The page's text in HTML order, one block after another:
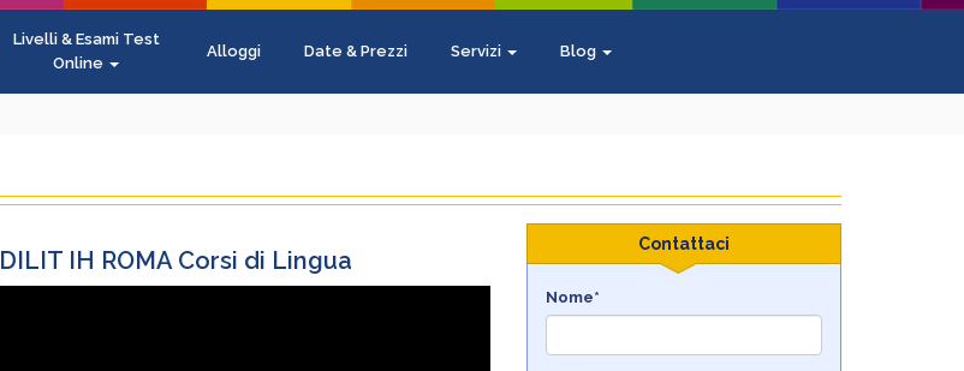
Livelli & Esami Test
Online
Alloggi Date & Prezzi Servizi Blog
DILIT IH ROMA Corsi di Lingua
Contattaci
Nome*